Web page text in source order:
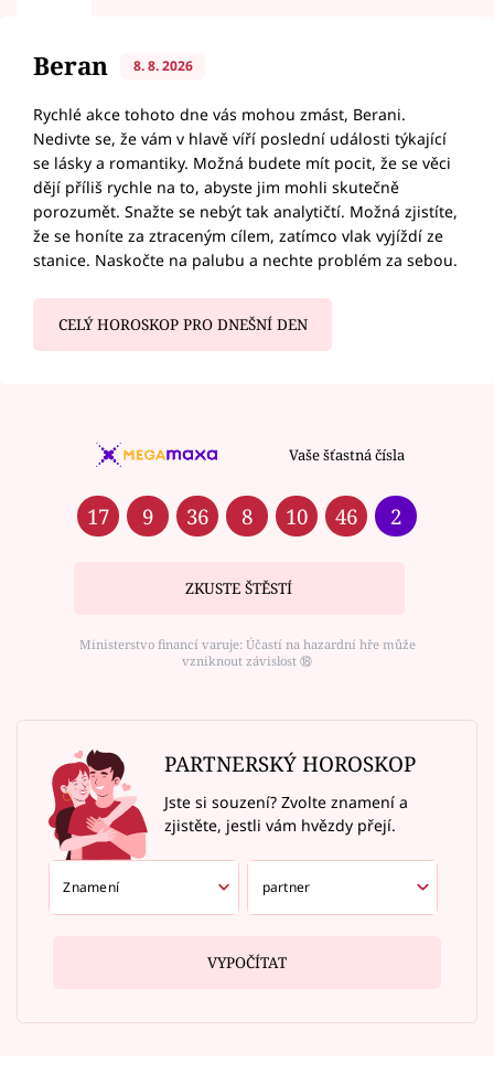
Beran 8. 8. 2026
Rychlé akce tohoto dne vás mohou zmást, Berani.
Nedivte se, že vám v hlavě víří poslední události týkající
se lásky a romantiky. Možná budete mít pocit, že se věci
dějí příliš rychle na to, abyste jim mohli skutečně
porozumět. Snažte se nebýt tak analytičtí. Možná zjistíte,
že se honíte za ztraceným cílem, zatímco vlak vyjíždí ze
stanice. Naskočte na palubu a nechte problém za sebou.
CELÝ HOROSKOP PRO DNEŠNÍ DEN
Vaše šťastná čísla
17 9 36 8 10 46 2
ZKUSTE ŠTĚSTÍ
Ministerstvo financí varuje: Účastí na hazardní hře může
vzniknout závislost ⑱
PARTNERSKÝ HOROSKOP
Jste si souzení? Zvolte znamení a
zjistěte, jestli vám hvězdy přejí.
VYPOČÍTAT